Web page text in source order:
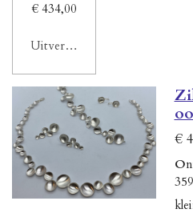
€ 434,00
Uitverkocht
€
O